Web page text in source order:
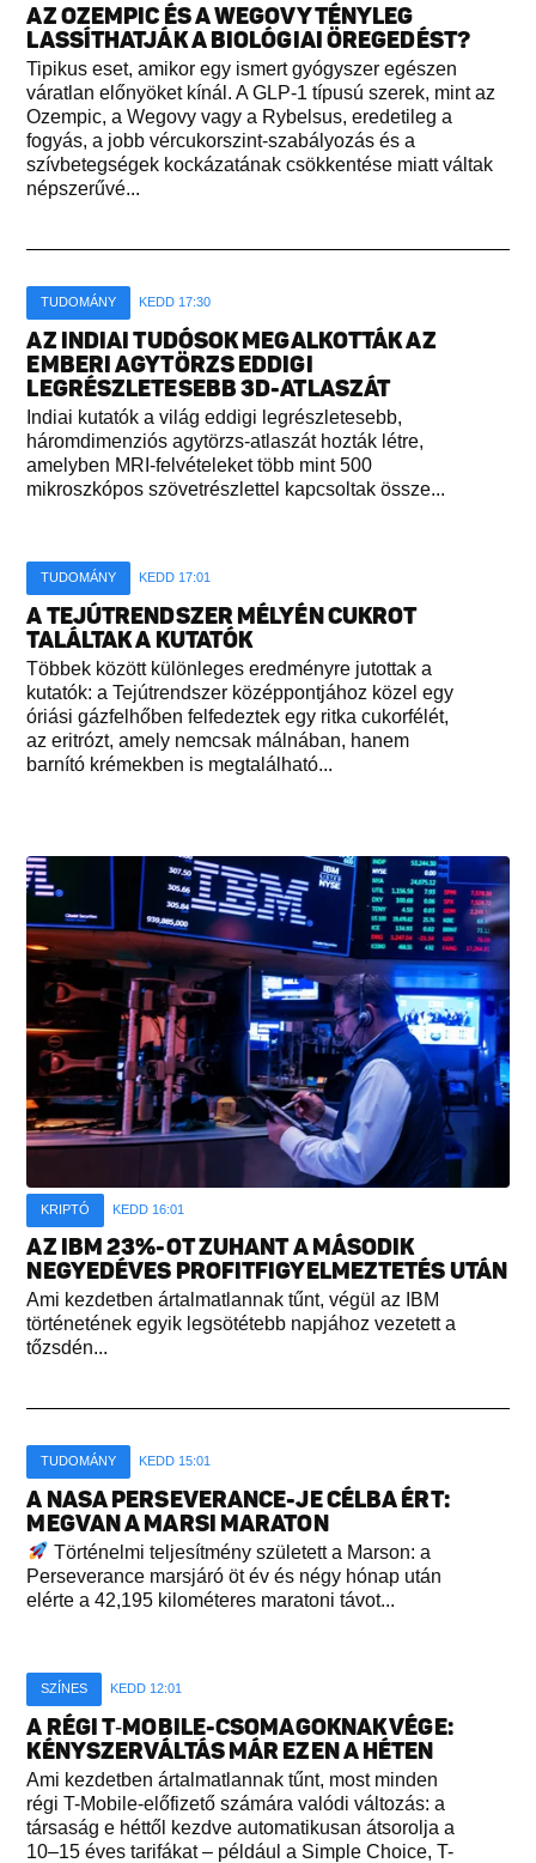
AZ OZEMPIC ÉS A WEGOVY TÉNYLEG
LASSÍTHATJÁK A BIOLÓGIAI ÖREGEDÉST?
Tipikus eset, amikor egy ismert gyógyszer egészen
váratlan előnyöket kínál. A GLP-1 típusú szerek, mint az
Ozempic, a Wegovy vagy a Rybelsus, eredetileg a
fogyás, a jobb vércukorszint-szabályozás és a
szívbetegségek kockázatának csökkentése miatt váltak
népszerűvé...
TUDOMÁNY KEDD 17:30
AZ INDIAI TUDÓSOK MEGALKOTTÁK AZ
EMBERI AGYTÖRZS EDDIGI
LEGRÉSZLETESEBB 3D-ATLASZÁT
Indiai kutatók a világ eddigi legrészletesebb,
háromdimenziós agytörzs-atlaszát hozták létre,
amelyben MRI-felvételeket több mint 500
mikroszkópos szövetrészlettel kapcsoltak össze...
TUDOMÁNY KEDD 17:01
A TEJÚTRENDSZER MÉLYÉN CUKROT
TALÁLTAK A KUTATÓK
Többek között különleges eredményre jutottak a
kutatók: a Tejútrendszer középpontjához közel egy
óriási gázfelhőben felfedeztek egy ritka cukorfélét,
az eritrózt, amely nemcsak málnában, hanem
barnító krémekben is megtalálható...
KRIPTÓ KEDD 16:01
AZ IBM 23%-OT ZUHANT A MÁSODIK
NEGYEDÉVES PROFITFIGYELMEZTETÉS UTÁN
Ami kezdetben ártalmatlannak tűnt, végül az IBM
történetének egyik legsötétebb napjához vezetett a
tőzsdén...
TUDOMÁNY KEDD 15:01
A NASA PERSEVERANCE-JE CÉLBA ÉRT:
MEGVAN A MARSI MARATON
Történelmi teljesítmény született a Marson: a
Perseverance marsjáró öt év és négy hónap után
elérte a 42,195 kilométeres maratoni távot...
SZÍNES KEDD 12:01
A RÉGI T‑MOBILE-CSOMAGOKNAK VÉGE:
KÉNYSZERVÁLTÁS MÁR EZEN A HÉTEN
Ami kezdetben ártalmatlannak tűnt, most minden
régi T-Mobile-előfizető számára valódi változás: a
társaság e héttől kezdve automatikusan átsorolja a
10–15 éves tarifákat – például a Simple Choice, T-